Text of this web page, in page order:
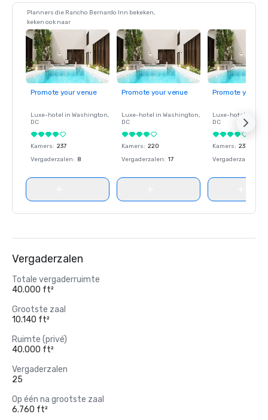
Planners die Rancho Bernardo Inn bekeken,
keken ook naar
Promote your venue
Luxe-hotel in Washington,
DC
Kamers: 237
Vergaderzalen: 8
Promote your venue
Luxe-hotel in Washington,
DC
Kamers: 220
Vergaderzalen: 17
Promote your
Luxe-hotel in
DC
Kamers: 237
Vergaderzalen
Vergaderzalen
Totale vergaderruimte
40.000 ft²
Grootste zaal
10.140 ft²
Ruimte (privé)
40.000 ft²
Vergaderzalen
25
Op één na grootste zaal
6.760 ft²